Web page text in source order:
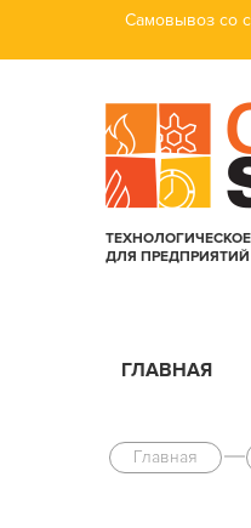
Самовывоз со
ДЛЯ
ГЛАВНАЯ
Главная